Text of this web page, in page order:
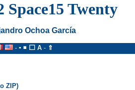
Space15 Twenty
Ochoa García
- ▪ ◾ ⬜ A - ⇑
ZIP)